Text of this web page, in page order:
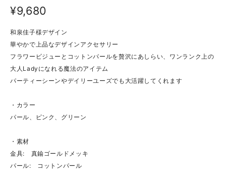
¥9,680
和泉佳子様デザイン
華やかで上品なデザインアクセサリー
フラワービジューとコットンパールを贅沢にあしらい、ワンランク上の
大人Ladyになれる魔法のアイテム
パーティーシーンやデイリーユーズでも大活躍してくれます
・カラー
パール、ピンク、グリーン
・素材
金具: 真鍮ゴールドメッキ
パール: コットンパール